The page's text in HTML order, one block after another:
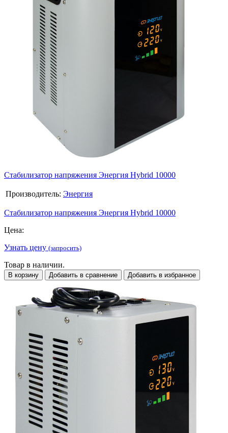
Стабилизатор напряжения Энергия Hybrid 10000
Производитель: Энергия
Стабилизатор напряжения Энергия Hybrid 10000
Цена:
Узнать цену (запросить)
Товар в наличии.
В корзину Добавить в сравнение Добавить в избранное